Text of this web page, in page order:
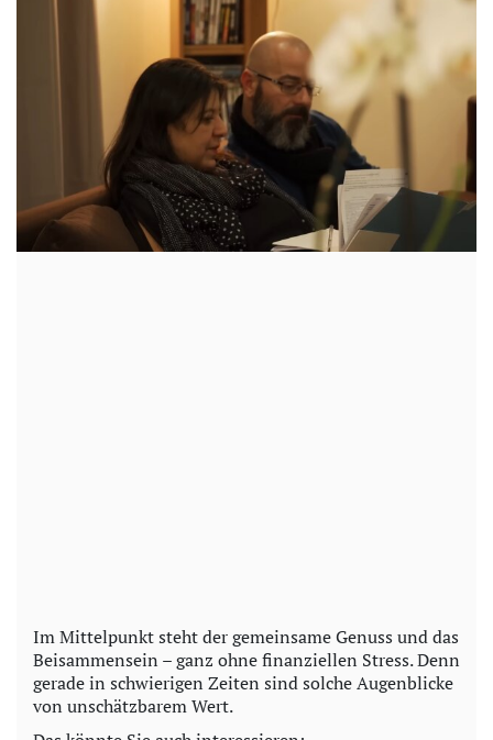
Im Mittelpunkt steht der gemeinsame Genuss und das
Beisammensein – ganz ohne finanziellen Stress. Denn
gerade in schwierigen Zeiten sind solche Augenblicke
von unschätzbarem Wert.